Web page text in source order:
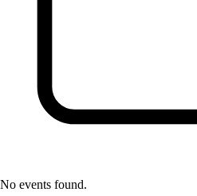
No events found.